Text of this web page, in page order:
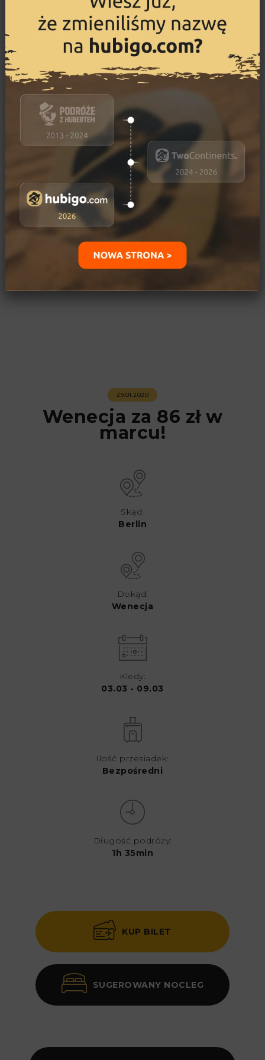
29.01.2020
Wenecja za 86 zł w
marcu!
Skąd:
Berlin
Dokąd:
Wenecja
Kiedy:
03.03 - 09.03
Ilość przesiadek:
Bezpośredni
Długość podróży:
1h 35min
KUP BILET
SUGEROWANY NOCLEG